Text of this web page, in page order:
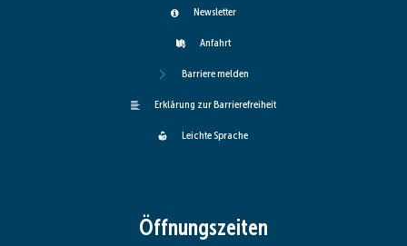
Newsletter
Anfahrt
Barriere melden
Erklärung zur Barrierefreiheit
Leichte Sprache
Öffnungszeiten